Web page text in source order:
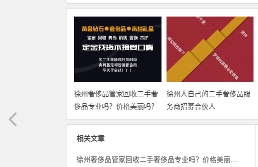
徐州奢侈品管家回收二手奢
侈品专业吗？价格美丽吗？
徐州人自己的二手奢侈品服
务商招募合伙人
相关文章